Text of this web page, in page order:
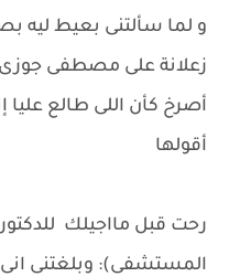
و لما سألتنى بعيط ليه
زعلانة على مصطفى
أصرخ كأن اللى طالع
أقولها
رحت قبل مااجيلك
المستشفى): وبلغتنى